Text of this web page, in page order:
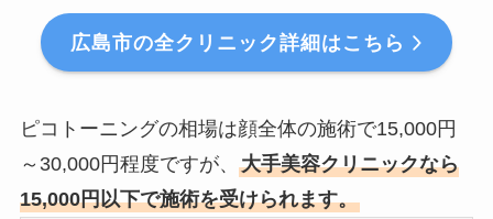
広島市の全クリニック詳細はこちら
ピコトーニングの相場は顔全体の施術で15,000円
～30,000円程度ですが、 大手美容クリニックなら
15,000円以下で施術を受けられます。